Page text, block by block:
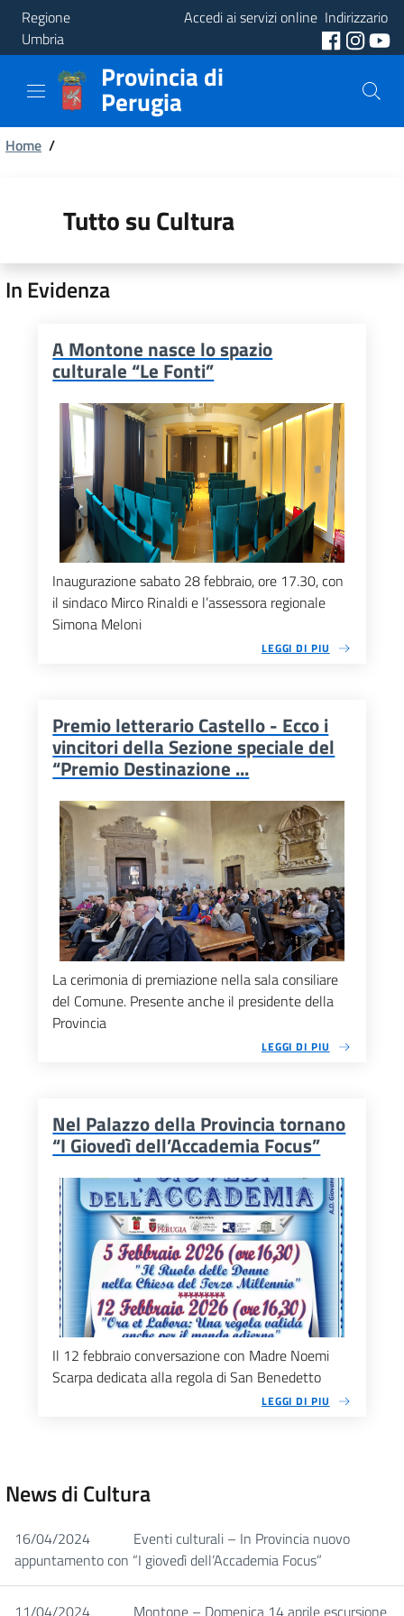
Regione
Umbria
Accedi ai servizi online Indirizzario
Provincia
Aree
Tematiche
Provincia di
Perugia
Briciole
pane
Home /
Tutto su Cultura
In Evidenza
A Montone nasce lo spazio
culturale “Le Fonti”
Inaugurazione sabato 28 febbraio, ore 17.30, con
il sindaco Mirco Rinaldi e l’assessora regionale
Simona Meloni
LEGGI DI PIU
Premio letterario Castello - Ecco i
vincitori della Sezione speciale del
“Premio Destinazione ...
La cerimonia di premiazione nella sala consiliare
del Comune. Presente anche il presidente della
Provincia
LEGGI DI PIU
Nel Palazzo della Provincia tornano
“I Giovedì dell’Accademia Focus”
Il 12 febbraio conversazione con Madre Noemi
Scarpa dedicata alla regola di San Benedetto
LEGGI DI PIU
News di Cultura
16/04/2024
Eventi culturali – In Provincia nuovo
appuntamento con “I giovedì dell’Accademia Focus”
11/04/2024 Montone – Domenica 14 aprile escursione